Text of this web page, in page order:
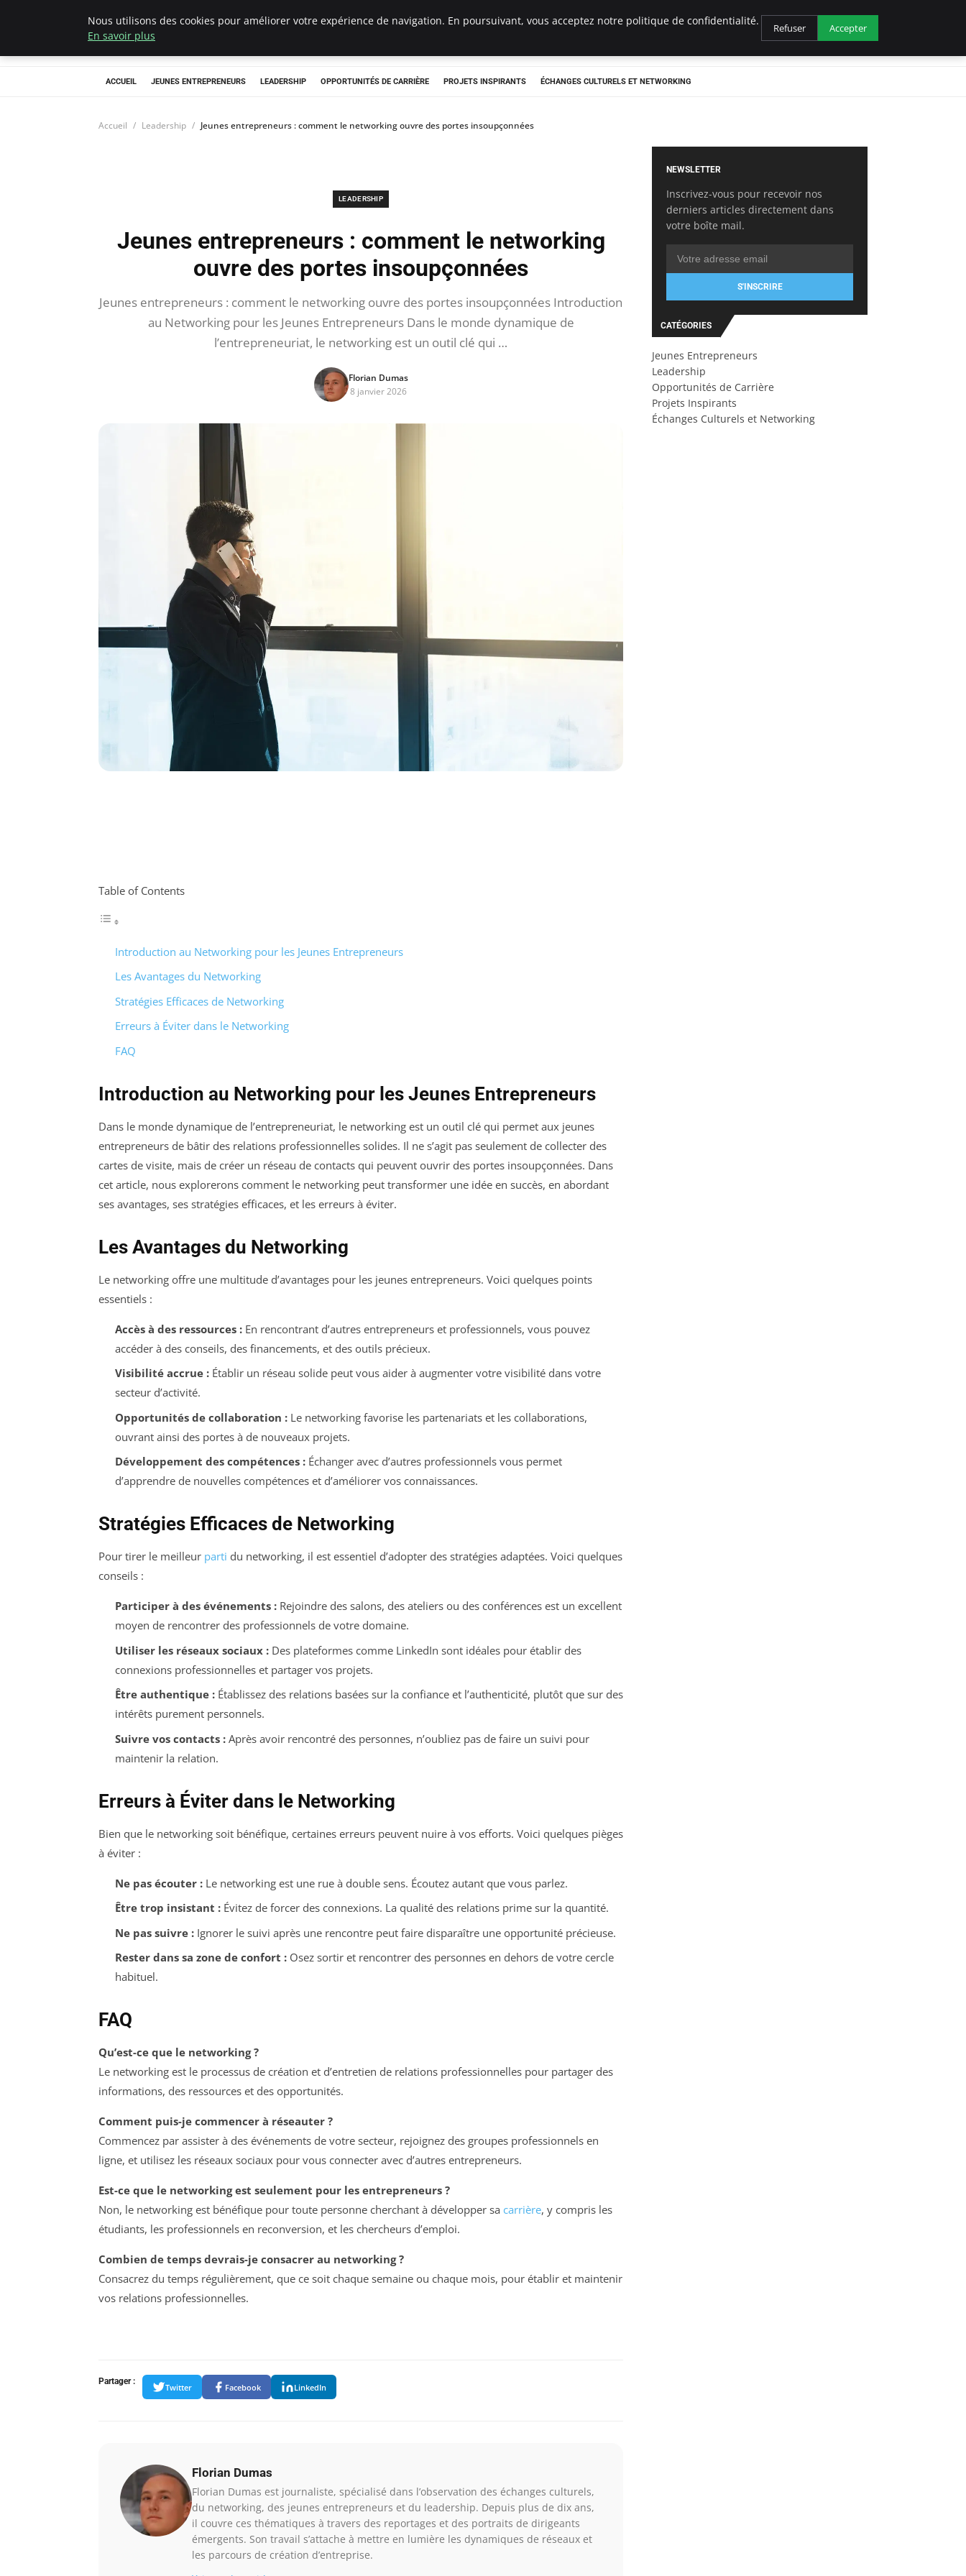
AIESEC France
ACCUEIL JEUNES ENTREPRENEURS LEADERSHIP OPPORTUNITÉS DE CARRIÈRE PROJETS INSPIRANTS ÉCHANGES CULTURELS ET NETWORKING
Accueil Leadership Jeunes entrepreneurs : comment le networking ouvre des portes insoupçonnées
LEADERSHIP
Jeunes entrepreneurs : comment le networking
ouvre des portes insoupçonnées
Jeunes entrepreneurs : comment le networking ouvre des portes insoupçonnées Introduction
au Networking pour les Jeunes Entrepreneurs Dans le monde dynamique de
l’entrepreneuriat, le networking est un outil clé qui …
Florian Dumas
8 janvier 2026
Table of Contents
Introduction au Networking pour les Jeunes Entrepreneurs
Les Avantages du Networking
Stratégies Efficaces de Networking
Erreurs à Éviter dans le Networking
FAQ
Introduction au Networking pour les Jeunes Entrepreneurs
Dans le monde dynamique de l’entrepreneuriat, le networking est un outil clé qui permet aux jeunes
entrepreneurs de bâtir des relations professionnelles solides. Il ne s’agit pas seulement de collecter des
cartes de visite, mais de créer un réseau de contacts qui peuvent ouvrir des portes insoupçonnées. Dans
cet article, nous explorerons comment le networking peut transformer une idée en succès, en abordant
ses avantages, ses stratégies efficaces, et les erreurs à éviter.
Les Avantages du Networking
Le networking offre une multitude d’avantages pour les jeunes entrepreneurs. Voici quelques points
essentiels :
Accès à des ressources :En rencontrant d’autres entrepreneurs et professionnels, vous pouvez
accéder à des conseils, des financements, et des outils précieux.
Visibilité accrue :Établir un réseau solide peut vous aider à augmenter votre visibilité dans votre
secteur d’activité.
Opportunités de collaboration :Le networking favorise les partenariats et les collaborations,
ouvrant ainsi des portes à de nouveaux projets.
Développement des compétences :Échanger avec d’autres professionnels vous permet
d’apprendre de nouvelles compétences et d’améliorer vos connaissances.
Stratégies Efficaces de Networking
Pour tirer le meilleur parti du networking, il est essentiel d’adopter des stratégies adaptées. Voici quelques
conseils :
Participer à des événements :Rejoindre des salons, des ateliers ou des conférences est un excellent
moyen de rencontrer des professionnels de votre domaine.
Utiliser les réseaux sociaux :Des plateformes comme LinkedIn sont idéales pour établir des
connexions professionnelles et partager vos projets.
Être authentique :Établissez des relations basées sur la confiance et l’authenticité, plutôt que sur des
intérêts purement personnels.
Suivre vos contacts :Après avoir rencontré des personnes, n’oubliez pas de faire un suivi pour
maintenir la relation.
Erreurs à Éviter dans le Networking
Bien que le networking soit bénéfique, certaines erreurs peuvent nuire à vos efforts. Voici quelques pièges
à éviter :
Ne pas écouter :Le networking est une rue à double sens. Écoutez autant que vous parlez.
Être trop insistant :Évitez de forcer des connexions. La qualité des relations prime sur la quantité.
Ne pas suivre :Ignorer le suivi après une rencontre peut faire disparaître une opportunité précieuse.
Rester dans sa zone de confort :Osez sortir et rencontrer des personnes en dehors de votre cercle
habituel.
FAQ
Qu’est-ce que le networking ?
Le networking est le processus de création et d’entretien de relations professionnelles pour partager des
informations, des ressources et des opportunités.
Comment puis-je commencer à réseauter ?
Commencez par assister à des événements de votre secteur, rejoignez des groupes professionnels en
ligne, et utilisez les réseaux sociaux pour vous connecter avec d’autres entrepreneurs.
Est-ce que le networking est seulement pour les entrepreneurs ?
Non, le networking est bénéfique pour toute personne cherchant à développer sa carrière, y compris les
étudiants, les professionnels en reconversion, et les chercheurs d’emploi.
Combien de temps devrais-je consacrer au networking ?
Consacrez du temps régulièrement, que ce soit chaque semaine ou chaque mois, pour établir et maintenir
vos relations professionnelles.
Partager :
Twitter Facebook LinkedIn
Florian Dumas
Florian Dumas est journaliste, spécialisé dans l’observation des échanges culturels,
du networking, des jeunes entrepreneurs et du leadership. Depuis plus de dix ans,
il couvre ces thématiques à travers des reportages et des portraits de dirigeants
émergents. Son travail s’attache à mettre en lumière les dynamiques de réseaux et
les parcours de création d’entreprise.
NEWSLETTER
Inscrivez-vous pour recevoir nos
derniers articles directement dans
votre boîte mail.
S'INSCRIRE
CATÉGORIES
Jeunes Entrepreneurs
Leadership
Opportunités de Carrière
Projets Inspirants
Échanges Culturels et Networking
Nous utilisons des cookies pour améliorer votre expérience de navigation. En poursuivant, vous acceptez notre politique de confidentialité.
En savoir plus
Refuser Accepter